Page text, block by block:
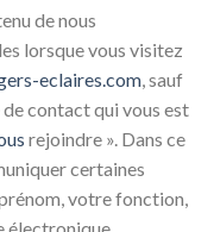
de nous
lorsque vous visitez
eclaires.com, sauf
contact qui vous est
rejoindre ». Dans ce
certaines
votre fonction,